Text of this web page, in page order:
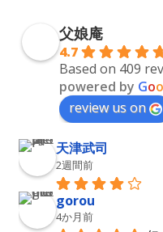
父娘庵
4.7
Based on 409
powered by Goo
review us on
天津武司
2週間前
gorou
4か月前